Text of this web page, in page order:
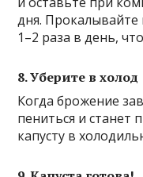
дня.
1–2 раза в день,
8. Уберите в холод
Когда брожение
пениться и станет
капусту в